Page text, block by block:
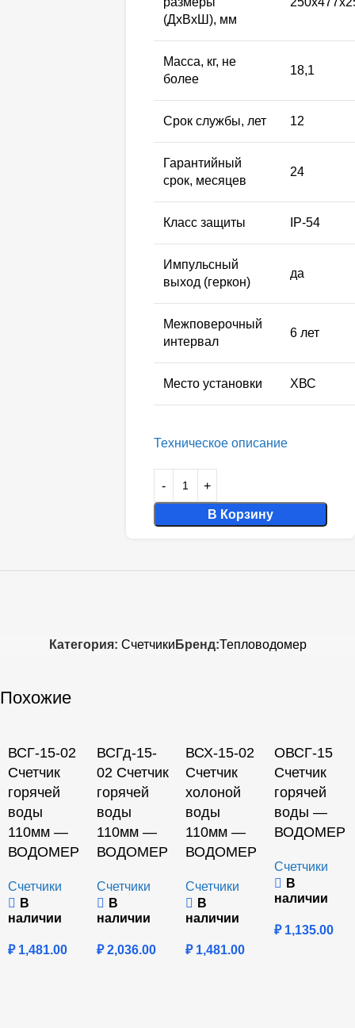
(ДхВхШ), мм
Масса, кг, не
более
18,1
Срок службы, лет 12
Гарантийный
срок, месяцев
24
Класс защиты IP-54
Импульсный
выход (геркон)
да
Межповерочный
интервал
6 лет
Место установки ХВС
Техническое описание
В Корзину
Категория: Счетчики Бренд:Тепловодомер
Похожие
ВСГ-15-02
Счетчик
горячей
воды
110мм —
ВОДОМЕР
Счетчики
В
наличии
₽1,481.00
ВСГд-15-
02 Счетчик
горячей
воды
110мм —
ВОДОМЕР
Счетчики
В
наличии
₽2,036.00
ВСХ-15-02
Счетчик
холоной
воды
110мм —
ВОДОМЕР
Счетчики
В
наличии
₽1,481.00
ОВСГ-15
Счетчик
горячей
воды —
ВОДОМЕР
Счетчики
В
наличии
₽1,135.00